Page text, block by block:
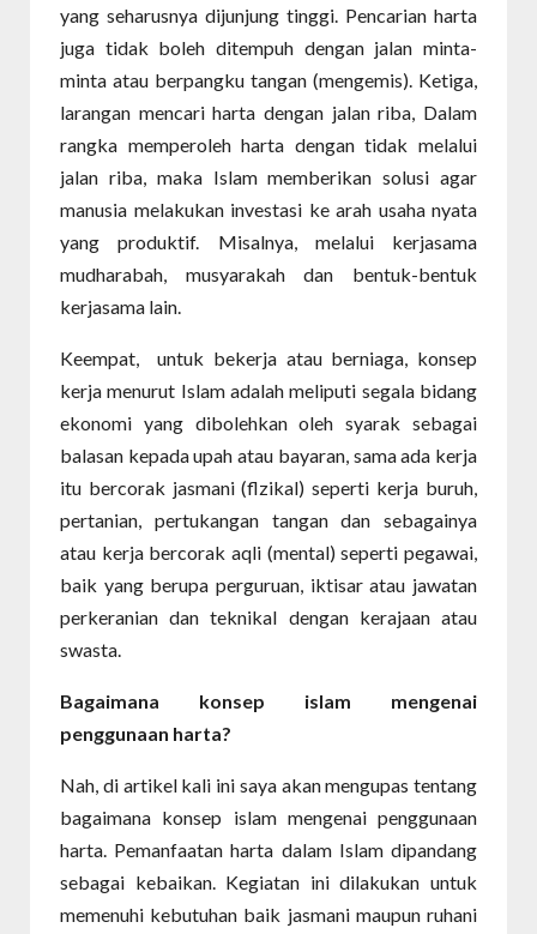
yang seharusnya dijunjung tinggi. Pencarian harta
juga tidak boleh ditempuh dengan jalan minta-
minta atau berpangku tangan (mengemis). Ketiga,
larangan mencari harta dengan jalan riba, Dalam
rangka memperoleh harta dengan tidak melalui
jalan riba, maka Islam memberikan solusi agar
manusia melakukan investasi ke arah usaha nyata
yang produktif. Misalnya, melalui kerjasama
mudharabah, musyarakah dan bentuk-bentuk
kerjasama lain.
Keempat, untuk bekerja atau berniaga, konsep
kerja menurut Islam adalah meliputi segala bidang
ekonomi yang dibolehkan oleh syarak sebagai
balasan kepada upah atau bayaran, sama ada kerja
itu bercorak jasmani (flzikal) seperti kerja buruh,
pertanian, pertukangan tangan dan sebagainya
atau kerja bercorak aqli (mental) seperti pegawai,
baik yang berupa perguruan, iktisar atau jawatan
perkeranian dan teknikal dengan kerajaan atau
swasta.
Bagaimana konsep islam mengenai
penggunaan harta?
Nah, di artikel kali ini saya akan mengupas tentang
bagaimana konsep islam mengenai penggunaan
harta. Pemanfaatan harta dalam Islam dipandang
sebagai kebaikan. Kegiatan ini dilakukan untuk
memenuhi kebutuhan baik jasmani maupun ruhani